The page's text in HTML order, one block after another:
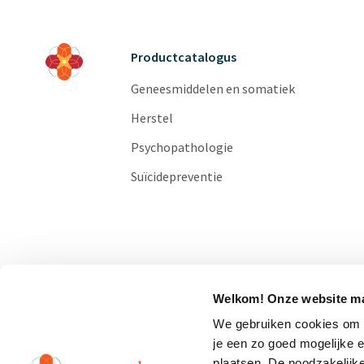
Welkom! Onze website
We gebruiken cookies
je een zo goed mogelijke
Productcatalogus
Geneesmiddelen en somatiek
Herstel
Psychopathologie
Suïcidepreventie